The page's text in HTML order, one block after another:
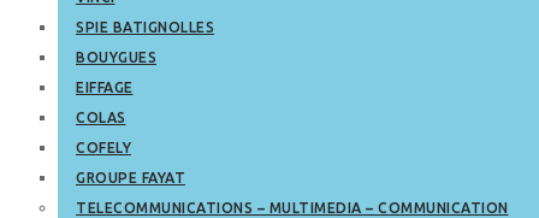
SPIE BATIGNOLLES
BOUYGUES
EIFFAGE
COLAS
COFELY
GROUPE FAYAT
TELECOMMUNICATIONS – MULTIMEDIA – COMMUNICATION